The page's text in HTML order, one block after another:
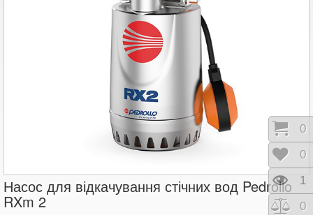
Насос для відкачування стічних вод Pedrollo
RXm 2
0
0
1
0